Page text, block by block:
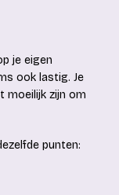
je eigen
ook lastig. Je
moeilijk zijn om
punten: